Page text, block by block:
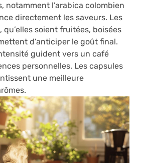
notamment l’arabica colombien
directement les saveurs. Les
soient fruitées, boisées
d’anticiper le goût final.
guident vers un café
personnelles. Les capsules
une meilleure